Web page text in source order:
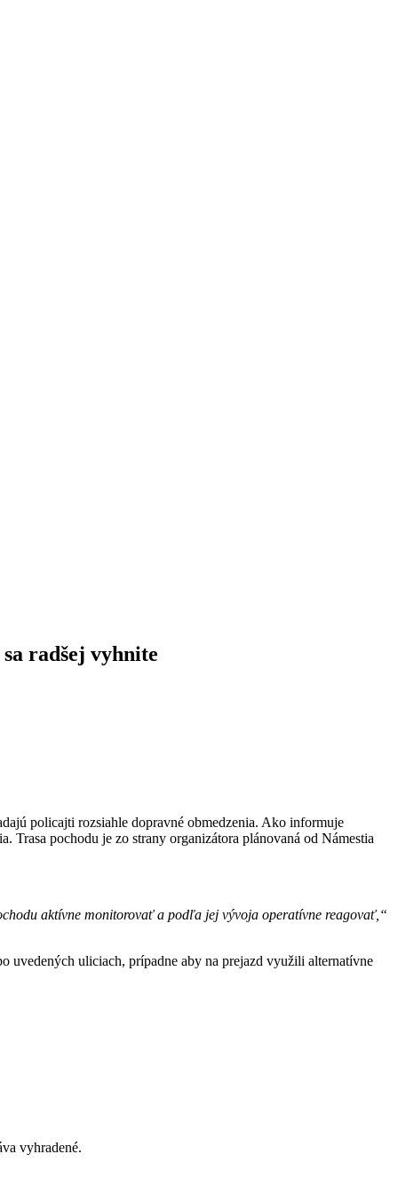
radšej vyhnite
policajti rozsiahle dopravné obmedzenia. Ako informuje
Trasa pochodu je zo strany organizátora plánovaná od Námestia
aktívne monitorovať a podľa jej vývoja operatívne reagovať,“
uvedených uliciach, prípadne aby na prejazd využili alternatívne
vyhradené.